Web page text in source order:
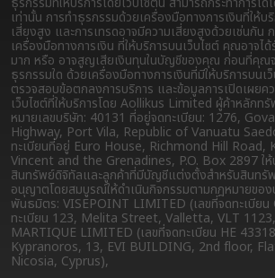
เท่านั้น การทำธุรกรรมด้วยเครื่องมือทางการเงินที่ให้บ
เสี่ยงสูง และการเทรดอาจมีความเสี่ยงสูงด้วยเช่นกั
เครื่องมือทางการเงิน ที่ให้บริการบนเว็บไซต์ คุณอาจไ
มาก หรือ อาจสูญเสียเงินทุนในบัญชีของคุณ ก่อนที่คุณจ
ธุรกรรมใด ด้วยเครื่องมือทางการเงินที่มีให้บริการบน
ตรวจสอบข้อตกลงการบริการ และข้อมูลการเปิดเผยค
เว็บไซต์ที่ให้บริการโดย Aollikus Limited ผู้ค้าหลักท
หมายเลขบริษัท: 40131 ที่อยู่จดทะเบียน: 1276,
Highway, Port Vila, Republic of Vanuatu
ทะเบียนที่อยู่ Euro House, Richmond Hill Road,
Vincent and the Grenadines, P.O. Box 2897 ให้
สินทรัพย์ดิจิทัลและลูกค้าที่มีบัญชีแต่งตั้งสำหรับสินทรั
อนุญาตโดยสมบูรณ์ให้ดำเนินกิจกรรมตามกฎหมายของ
พันธมิตร: VISEPOINT LIMITED (เลขที่จดทะเบีย
ทะเบียน 123, Melita Street, Valletta, VLT
MARTIQUE LIMITED (เลขที่จดทะเบียน HE
Kypranoros, 13, EVI BUILDING, 2nd floor,
Nicosia, Cyprus),